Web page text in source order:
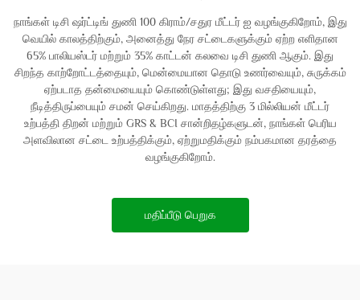
நாங்கள் டிசி ஷர்ட்டிங் துணி 100 கிராம்/சதுர மீட்டர் ஐ வழங்குகிறோம், இது
வெயில் காலத்திற்கும், அனைத்து நேர சட்டைகளுக்கும் ஏற்ற எளிதான
65% பாலியஸ்டர் மற்றும் 35% காட்டன் கலவை டிசி துணி ஆகும். இது
சிறந்த காற்றோட்டத்தையும், மென்மையான தொடு உணர்வையும், சுருக்கம்
ஏற்படாத தன்மையையும் கொண்டுள்ளது; இது வசதியையும்,
நீடித்திருப்பையும் சமன் செய்கிறது. மாதத்திற்கு 3 மில்லியன் மீட்டர்
உற்பத்தி திறன் மற்றும் GRS & BCI சான்றிதழ்களுடன், நாங்கள் பெரிய
அளவிலான சட்டை உற்பத்திக்கும், ஏற்றுமதிக்கும் நம்பகமான தரத்தை
வழங்குகிறோம்.
மதிப்பீடு பெறுக